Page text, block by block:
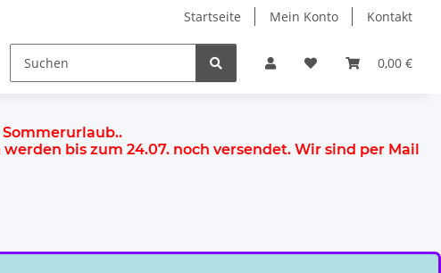
Startseite Mein Konto Kontakt
0,00 €
Sommerurlaub..
werden bis zum 24.07. noch versendet. Wir sind per Mail